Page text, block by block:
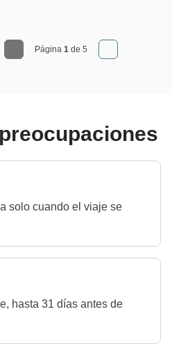
Página 1 de 5
solo cuando el viaje se
hasta 31 días antes de